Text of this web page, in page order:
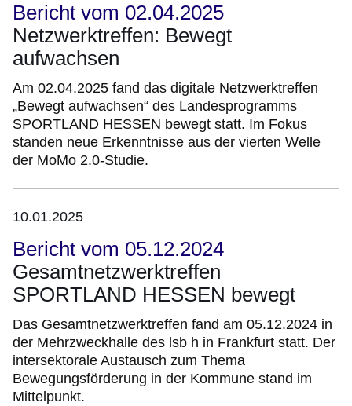
Bericht vom 02.04.2025
Netzwerktreffen: Bewegt
aufwachsen
Am 02.04.2025 fand das digitale Netzwerktreffen
„Bewegt aufwachsen“ des Landesprogramms
SPORTLAND HESSEN bewegt statt. Im Fokus
standen neue Erkenntnisse aus der vierten Welle
der MoMo 2.0-Studie.
10.01.2025
Bericht vom 05.12.2024
Gesamtnetzwerktreffen
SPORTLAND HESSEN bewegt
Das Gesamtnetzwerktreffen fand am 05.12.2024 in
der Mehrzweckhalle des lsb h in Frankfurt statt. Der
intersektorale Austausch zum Thema
Bewegungsförderung in der Kommune stand im
Mittelpunkt.